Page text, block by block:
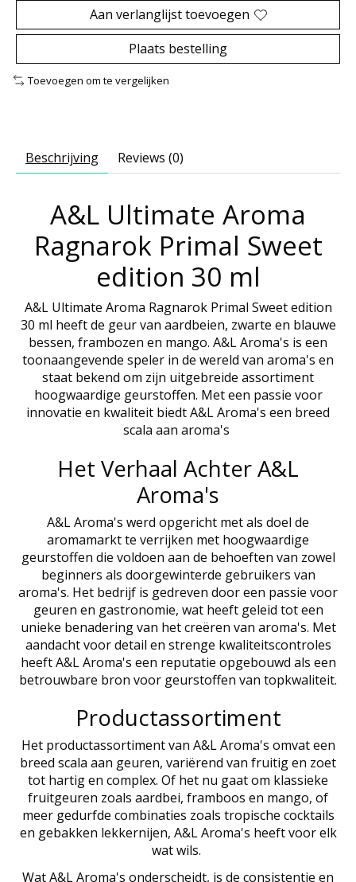
Aan verlanglijst toevoegen
Plaats bestelling
Toevoegen om te vergelijken
Beschrijving Reviews (0)
A&L Ultimate Aroma
Ragnarok Primal Sweet
edition 30 ml
A&L Ultimate Aroma Ragnarok Primal Sweet edition
30 ml heeft de geur van aardbeien, zwarte en blauwe
bessen, frambozen en mango. A&L Aroma's is een
toonaangevende speler in de wereld van aroma's en
staat bekend om zijn uitgebreide assortiment
hoogwaardige geurstoffen. Met een passie voor
innovatie en kwaliteit biedt A&L Aroma's een breed
scala aan aroma's
Het Verhaal Achter A&L
Aroma's
A&L Aroma's werd opgericht met als doel de
aromamarkt te verrijken met hoogwaardige
geurstoffen die voldoen aan de behoeften van zowel
beginners als doorgewinterde gebruikers van
aroma's. Het bedrijf is gedreven door een passie voor
geuren en gastronomie, wat heeft geleid tot een
unieke benadering van het creëren van aroma's. Met
aandacht voor detail en strenge kwaliteitscontroles
heeft A&L Aroma's een reputatie opgebouwd als een
betrouwbare bron voor geurstoffen van topkwaliteit.
Productassortiment
Het productassortiment van A&L Aroma's omvat een
breed scala aan geuren, variërend van fruitig en zoet
tot hartig en complex. Of het nu gaat om klassieke
fruitgeuren zoals aardbei, framboos en mango, of
meer gedurfde combinaties zoals tropische cocktails
en gebakken lekkernijen, A&L Aroma's heeft voor elk
wat wils.
Wat A&L Aroma's onderscheidt, is de consistentie en